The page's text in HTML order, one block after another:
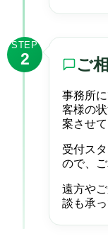
STEP
2 ご
事務所
客様の
案させて
受付ス
ので、
遠方や
談も承っ